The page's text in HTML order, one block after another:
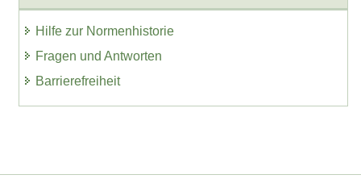
Hilfe zur Normenhistorie
Fragen und Antworten
Barrierefreiheit